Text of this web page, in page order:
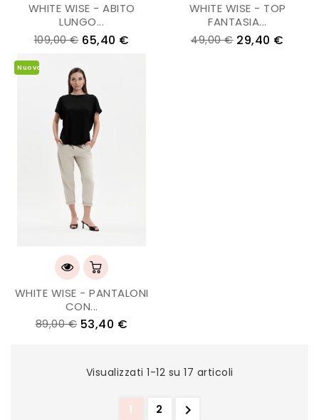
WHITE WISE - ABITO
LUNGO...
109,00 € 65,40 €
WHITE WISE - TOP
FANTASIA...
49,00 € 29,40 €
Nuovo
WHITE WISE - PANTALONI
CON...
89,00 € 53,40 €
Visualizzati 1-12 su 17 articoli
1 2 